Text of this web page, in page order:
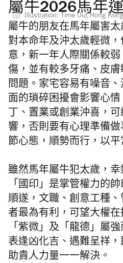
屬牛2026馬年
Illustration: Time Out Hong Kong
屬牛的朋友在馬年屬害
對本命年及沖太歲輕微
意，新一年人際關係較
傷，並有較多牙痛、皮
問題。家宅容易有噪音
面的瑣碎困擾會影響心
丁、置業或創業沖喜，
響，否則要有心理準備
節心態，順勢而行，以平
雖然馬年屬牛犯太歲，幸
「國印」是掌管權力的
順遂，文職、創意工種
者最為有利，可望大權在
「紫微」及「龍德」屬
表逢凶化吉、遇難呈祥
助貴人力量一一解決。